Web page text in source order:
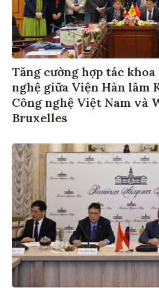
Tăng cường hợp tác
nghệ giữa Viện Hàn lâm
Công nghệ Việt Nam và
Bruxelles